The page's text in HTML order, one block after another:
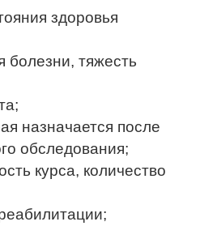
здоровья
болезни, тяжесть
назначается после
обследования;
курса, количество